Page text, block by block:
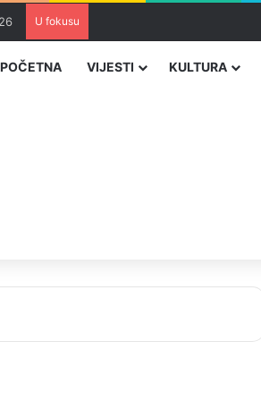
U fokusu
POČETNA VIJESTI KULTURA